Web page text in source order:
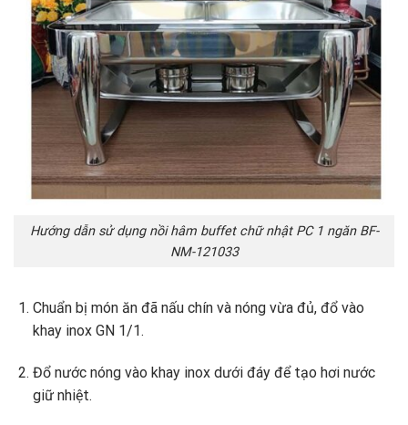
Hướng dẫn sử dụng nồi hâm buffet chữ nhật PC 1 ngăn BF-
NM-121033
Chuẩn bị món ăn đã nấu chín và nóng vừa đủ, đổ vào
khay inox GN 1/1.
Đổ nước nóng vào khay inox dưới đáy để tạo hơi nước
giữ nhiệt.